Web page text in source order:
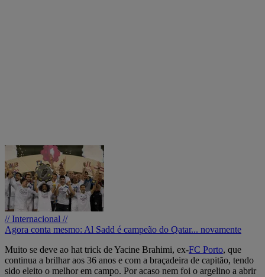
// Internacional //
Agora conta mesmo: Al Sadd é campeão do Qatar... novamente
Muito se deve ao hat trick de Yacine Brahimi, ex-FC Porto, que
continua a brilhar aos 36 anos e com a braçadeira de capitão, tendo
sido eleito o melhor em campo. Por acaso nem foi o argelino a abrir